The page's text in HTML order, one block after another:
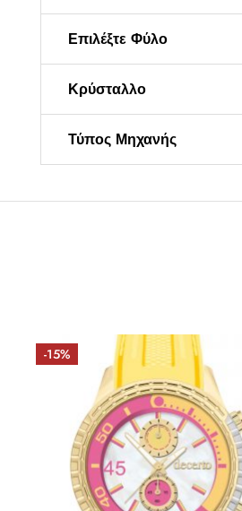
Επιλέξτε Φύλο
Κρύσταλλο
Τύπος Μηχανής
-15%